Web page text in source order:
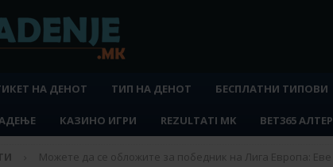
НА ДЕНОТ ТИП НА ДЕНОТ БЕСПЛАТНИ ТИПОВИ
КАЗИНО ИГРИ REZULTATI MK BET365
Можете да се обложите за победник на Лига Европа: Еве